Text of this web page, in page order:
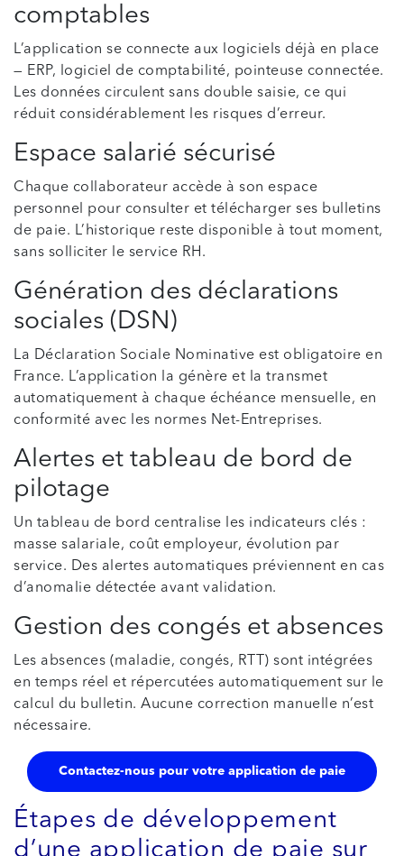
comptables
L’application se connecte aux logiciels déjà en place
— ERP, logiciel de comptabilité, pointeuse connectée.
Les données circulent sans double saisie, ce qui
réduit considérablement les risques d’erreur.
Espace salarié sécurisé
Chaque collaborateur accède à son espace
personnel pour consulter et télécharger ses bulletins
de paie. L’historique reste disponible à tout moment,
sans solliciter le service RH.
Génération des déclarations
sociales (DSN)
La Déclaration Sociale Nominative est obligatoire en
France. L’application la génère et la transmet
automatiquement à chaque échéance mensuelle, en
conformité avec les normes Net-Entreprises.
Alertes et tableau de bord de
pilotage
Un tableau de bord centralise les indicateurs clés :
masse salariale, coût employeur, évolution par
service. Des alertes automatiques préviennent en cas
d’anomalie détectée avant validation.
Gestion des congés et absences
Les absences (maladie, congés, RTT) sont intégrées
en temps réel et répercutées automatiquement sur le
calcul du bulletin. Aucune correction manuelle n’est
nécessaire.
Contactez-nous pour votre application de paie
Étapes de développement
d’une application de paie sur